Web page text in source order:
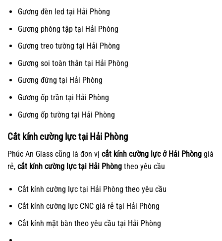
Gương đèn led tại Hải Phòng
Gương phòng tập tại Hải Phòng
Gương treo tường tại Hải Phòng
Gương soi toàn thân tại Hải Phòng
Gương đứng tại Hải Phòng
Gương ốp trần tại Hải Phòng
Gương ốp tường tại Hải Phòng
Cắt kính cường lực tại Hải Phòng
Phúc An Glass cũng là đơn vị cắt kính cường lực ở Hải Phòng giá
rẻ, cắt kính cường lực tại Hải Phòng theo yêu cầu
Cắt kính cường lực tại Hải Phòng theo yêu cầu
Cắt kính cường lực CNC giá rẻ tại Hải Phòng
Cắt kính mặt bàn theo yêu cầu tại Hải Phòng